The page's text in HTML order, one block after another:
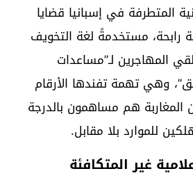
المتطرفة في إسبانيا قضايا
رابحة، مستخدمةً لغة التخويف
المهاجرين لـ”مساعدات
وهي تهمة تفندها الأرقام
المغاربة هم مساهمون بالدرجة
للموارد بلا مقابل.
غير المتكافئة